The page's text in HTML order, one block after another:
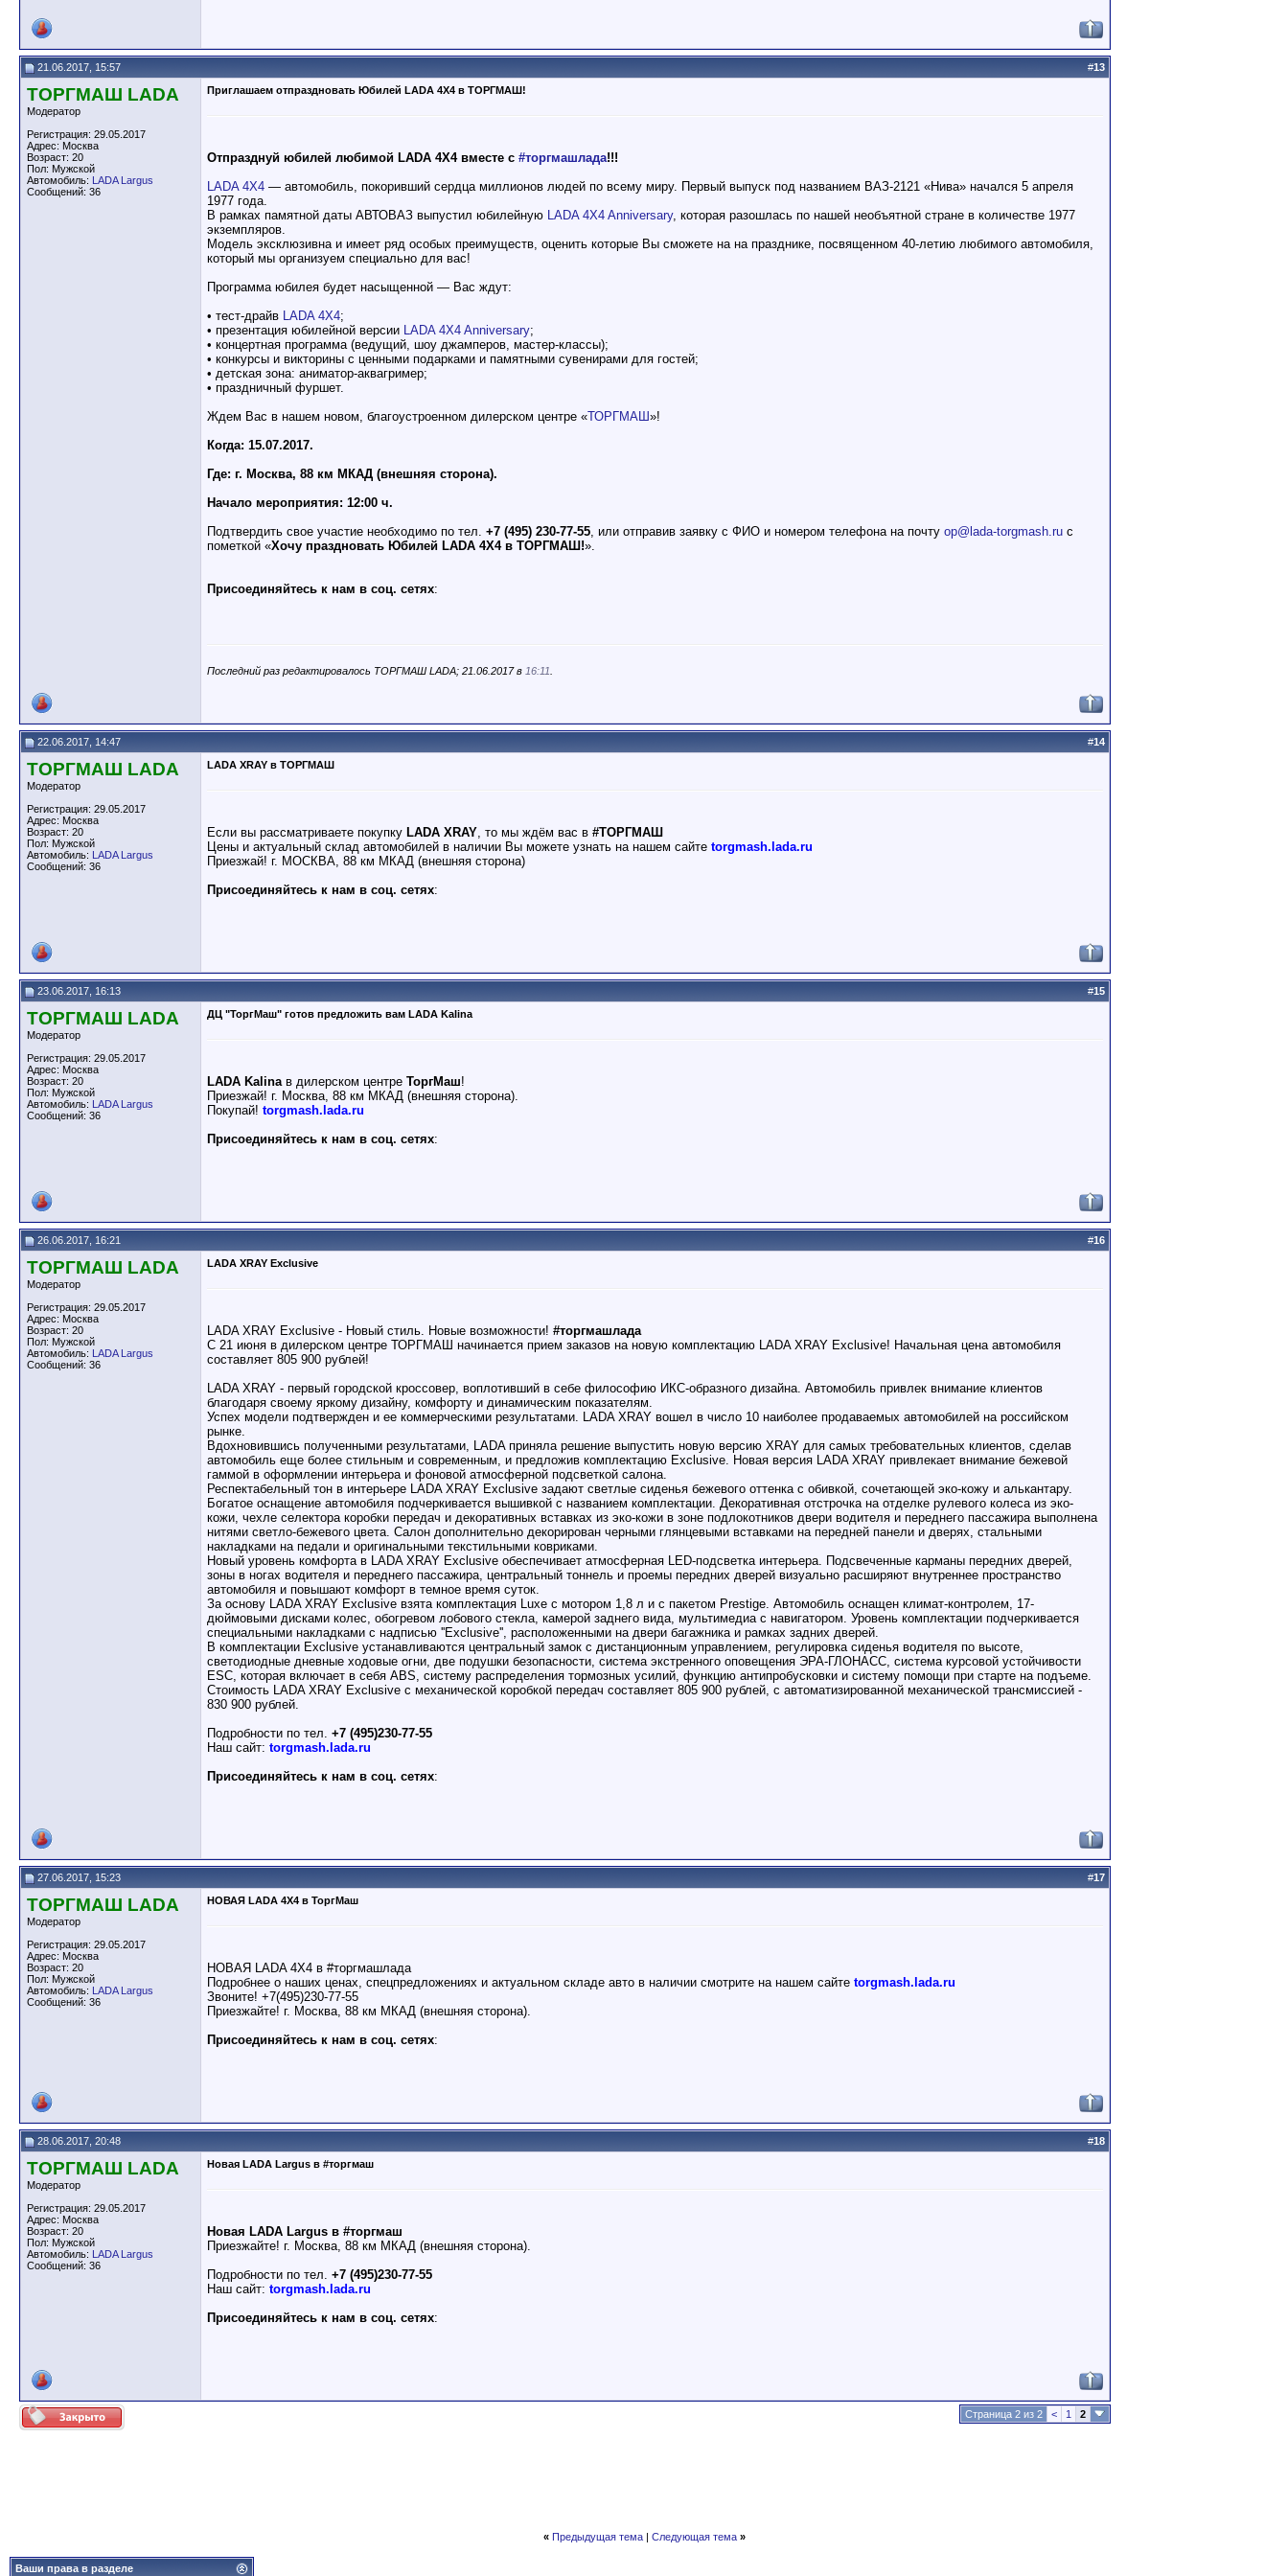
21.06.2017, 15:57 #13
ТОРГМАШ LADA
Модератор
Регистрация: 29.05.2017
Адрес: Москва
Возраст: 20
Пол: Мужской
Автомобиль: LADA Largus
Сообщений: 36
Приглашаем отпраздновать Юбилей LADA 4X4 в ТОРГМАШ!
Отпразднуй юбилей любимой LADA 4X4 вместе с #торгмашлада!!!
LADA 4X4 — автомобиль, покоривший сердца миллионов людей по всему миру. Первый выпуск под названием ВАЗ-2121 «Нива» начался 5 апреля
1977 года.
В рамках памятной даты АВТОВАЗ выпустил юбилейную LADA 4X4 Anniversary, которая разошлась по нашей необъятной стране в количестве 1977
экземпляров.
Модель эксклюзивна и имеет ряд особых преимуществ, оценить которые Вы сможете на на празднике, посвященном 40-летию любимого автомобиля,
который мы организуем специально для вас!
Программа юбилея будет насыщенной — Вас ждут:
• тест-драйв LADA 4X4;
• презентация юбилейной версии LADA 4X4 Anniversary;
• концертная программа (ведущий, шоу джамперов, мастер-классы);
• конкурсы и викторины с ценными подарками и памятными сувенирами для гостей;
• детская зона: аниматор-аквагример;
• праздничный фуршет.
Ждем Вас в нашем новом, благоустроенном дилерском центре «ТОРГМАШ»!
Когда: 15.07.2017.
Где: г. Москва, 88 км МКАД (внешняя сторона).
Начало мероприятия: 12:00 ч.
Подтвердить свое участие необходимо по тел. +7 (495) 230-77-55, или отправив заявку с ФИО и номером телефона на почту op@lada-torgmash.ru с
пометкой «Хочу праздновать Юбилей LADA 4X4 в ТОРГМАШ!».
Присоединяйтесь к нам в соц. сетях:
Последний раз редактировалось ТОРГМАШ LADA; 21.06.2017 в 16:11
22.06.2017, 14:47 #14
ТОРГМАШ LADA
Модератор
Регистрация: 29.05.2017
Адрес: Москва
Возраст: 20
Пол: Мужской
Автомобиль: LADA Largus
Сообщений: 36
LADA XRAY в ТОРГМАШ
Если вы рассматриваете покупку LADA XRAY, то мы ждём вас в #ТОРГМАШ
Цены и актуальный склад автомобилей в наличии Вы можете узнать на нашем сайте torgmash.lada.ru
Приезжай! г. МОСКВА, 88 км МКАД (внешняя сторона)
Присоединяйтесь к нам в соц. сетях:
23.06.2017, 16:13 #15
ТОРГМАШ LADA
Модератор
Регистрация: 29.05.2017
Адрес: Москва
Возраст: 20
Пол: Мужской
Автомобиль: LADA Largus
Сообщений: 36
ДЦ "ТоргМаш" готов предложить вам LADA Kalina
LADA Kalinaв дилерском центре ТоргМаш!
Приезжай! г. Москва, 88 км МКАД (внешняя сторона).
Покупай! torgmash.lada.ru
Присоединяйтесь к нам в соц. сетях:
26.06.2017, 16:21 #16
ТОРГМАШ LADA
Модератор
Регистрация: 29.05.2017
Адрес: Москва
Возраст: 20
Пол: Мужской
Автомобиль: LADA Largus
Сообщений: 36
LADA XRAY Exclusive
LADA XRAY Exclusive - Новый стиль. Новые возможности! #торгмашлада
С 21 июня в дилерском центре ТОРГМАШ начинается прием заказов на новую комплектацию LADA XRAY Exclusive! Начальная цена автомобиля
составляет 805 900 рублей!
LADA XRAY - первый городской кроссовер, воплотивший в себе философию ИКС-образного дизайна. Автомобиль привлек внимание клиентов
благодаря своему яркому дизайну, комфорту и динамическим показателям.
Успех модели подтвержден и ее коммерческими результатами. LADA XRAY вошел в число 10 наиболее продаваемых автомобилей на российском
рынке.
Вдохновившись полученными результатами, LADA приняла решение выпустить новую версию XRAY для самых требовательных клиентов, сделав
автомобиль еще более стильным и современным, и предложив комплектацию Exclusive. Новая версия LADA XRAY привлекает внимание бежевой
гаммой в оформлении интерьера и фоновой атмосферной подсветкой салона.
Респектабельный тон в интерьере LADA XRAY Exclusive задают светлые сиденья бежевого оттенка с обивкой, сочетающей эко-кожу и алькантару.
Богатое оснащение автомобиля подчеркивается вышивкой с названием комплектации. Декоративная отстрочка на отделке рулевого колеса из эко-
кожи, чехле селектора коробки передач и декоративных вставках из эко-кожи в зоне подлокотников двери водителя и переднего пассажира выполнена
нитями светло-бежевого цвета. Салон дополнительно декорирован черными глянцевыми вставками на передней панели и дверях, стальными
накладками на педали и оригинальными текстильными ковриками.
Новый уровень комфорта в LADA XRAY Exclusive обеспечивает атмосферная LED-подсветка интерьера. Подсвеченные карманы передних дверей,
зоны в ногах водителя и переднего пассажира, центральный тоннель и проемы передних дверей визуально расширяют внутреннее пространство
автомобиля и повышают комфорт в темное время суток.
За основу LADA XRAY Exclusive взята комплектация Luxe с мотором 1,8 л и с пакетом Prestige. Автомобиль оснащен климат-контролем, 17-
дюймовыми дисками колес, обогревом лобового стекла, камерой заднего вида, мультимедиа с навигатором. Уровень комплектации подчеркивается
специальными накладками с надписью ''Exclusive'', расположенными на двери багажника и рамках задних дверей.
В комплектации Exclusive устанавливаются центральный замок с дистанционным управлением, регулировка сиденья водителя по высоте,
светодиодные дневные ходовые огни, две подушки безопасности, система экстренного оповещения ЭРА-ГЛОНАСС, система курсовой устойчивости
ESC, которая включает в себя ABS, систему распределения тормозных усилий, функцию антипробусковки и систему помощи при старте на подъеме.
Стоимость LADA XRAY Exclusive с механической коробкой передач составляет 805 900 рублей, с автоматизированной механической трансмиссией -
830 900 рублей.
Подробности по тел. +7 (495)230-77-55
Наш сайт: torgmash.lada.ru
Присоединяйтесь к нам в соц. сетях:
27.06.2017, 15:23 #17
ТОРГМАШ LADA
Модератор
Регистрация: 29.05.2017
Адрес: Москва
Возраст: 20
Пол: Мужской
Автомобиль: LADA Largus
Сообщений: 36
НОВАЯ LADA 4X4 в ТоргМаш
НОВАЯ LADA 4X4 в #торгмашлада
Подробнее о наших ценах, спецпредложениях и актуальном складе авто в наличии смотрите на нашем сайте torgmash.lada.ru
Звоните! +7(495)230-77-55
Приезжайте! г. Москва, 88 км МКАД (внешняя сторона).
Присоединяйтесь к нам в соц. сетях:
28.06.2017, 20:48 #18
ТОРГМАШ LADA
Модератор
Регистрация: 29.05.2017
Адрес: Москва
Возраст: 20
Пол: Мужской
Автомобиль: LADA Largus
Сообщений: 36
Новая LADA Largus в #торгмаш
Новая LADA Largus в #торгмаш
Приезжайте! г. Москва, 88 км МКАД (внешняя сторона).
Подробности по тел. +7 (495)230-77-55
Наш сайт: torgmash.lada.ru
Присоединяйтесь к нам в соц. сетях:
Страница 2 из 2 < 1 2
« Предыдущая тема| Следующая тема »
Ваши права в разделе